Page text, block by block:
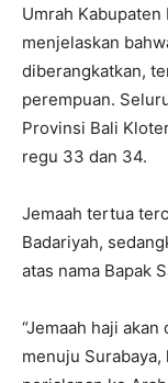
Umrah
menjelaskan
diberangkatkan,
perempuan.
Provinsi Bali
regu 33 dan 34.
Jemaah tertua
Badariyah,
atas nama Bapak
“Jemaah haji
menuju